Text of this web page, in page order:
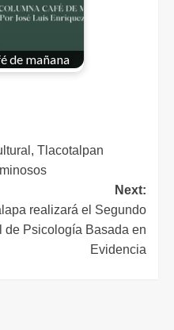
de mañana
Tlacotalpan
Next:
realizará el Segundo
de Psicología Basada en
Evidencia